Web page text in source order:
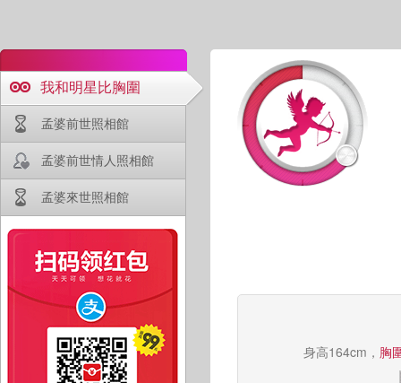
我和明星比胸圍
孟婆前世照相館
孟婆前世情人照相館
孟婆來世照相館
身高164cm， 胸